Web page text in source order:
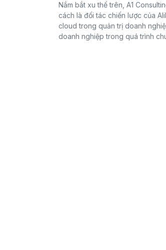
Nắm bắt xu thế trên, A1
cách là đối tác chiến lược của
cloud trong quản trị doanh
doanh nghiệp trong quá trình